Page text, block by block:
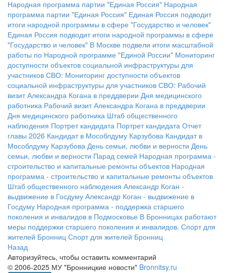
Народная программа партии "Единая Россия" Народная
программа партии "Единая Россия" Единая Россия подводит
итоги народной программы в сфере "Государство и человек"
Единая Россия подводит итоги народной программы в сфере
"Государство и человек" В Москве подвели итоги масштабной
работы по Народной программе "Единой России" Мониторинг
доступности объектов социальной инфраструктуры для
участников СВО: Мониторинг доступности объектов
социальной инфраструктуры для участников СВО: Рабочий
визит Александра Когана в преддверии Дня медицинского
работника Рабочий визит Александра Когана в преддверии
Дня медицинского работника Штаб общественного
наблюдения Портрет кандидата Портрет кандидата Отчет
главы 2026 Кандидат в Мособлдуму Карзубова Кандидат в
Мособлдуму Карзубова День семьи, любви и верности День
семьи, любви и верности Парад семей Народная программа -
строительство и капитальные ремонты объектов Народная
программа - строительство и капитальные ремонты объектов
Штаб общественного наблюдения Александр Коган -
выдвижение в Госдуму Александр Коган - выдвижение в
Госдуму Народная программа - поддержка старшего
поколения и инвалидов в Подмосковье В Бронницах работают
меры поддержки старшего поколения и инвалидов. Спорт для
жителей Бронниц Спорт для жителей Бронниц
Назад
Авторизуйтесь, чтобы оставить комментарий
© 2006-2025 МУ "Бронницкие новости" Bronnitsy.ru